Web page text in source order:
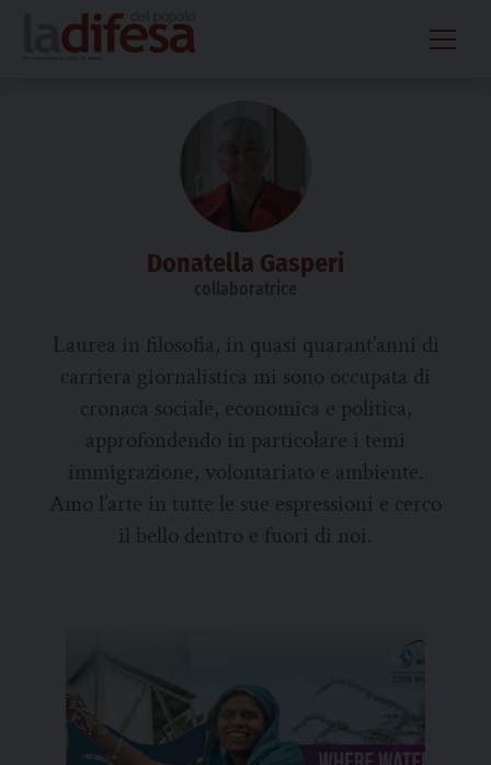
content
Donatella Gasperi
Laurea in filosofia, in quasi quarant’anni di
carriera giornalistica mi sono occupata di
cronaca sociale, economica e politica,
approfondendo in particolare i temi
immigrazione, volontariato e ambiente.
Amo l’arte in tutte le sue espressioni e cerco
il bello dentro e fuori di noi.